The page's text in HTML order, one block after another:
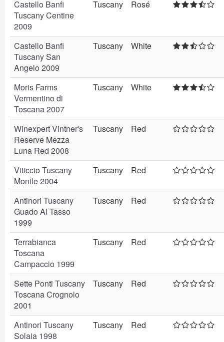
Castello Banfi
Tuscany Centine
2009
Tuscany Rosé
Castello Banfi
Tuscany San
Angelo 2009
Tuscany White
Moris Farms
Vermentino di
Toscana 2007
Tuscany White
Winexpert Vintner's
Reserve Mezza
Luna Red 2008
Tuscany Red
Viticcio Tuscany
Monile 2004
Tuscany Red
Antinori Tuscany
Guado Al Tasso
1999
Tuscany Red
Terrabianca
Toscana
Campaccio 1999
Tuscany Red
Sette Ponti Tuscany
Toscana Crognolo
2001
Tuscany Red
Antinori Tuscany
Solaia 1998
Tuscany Red